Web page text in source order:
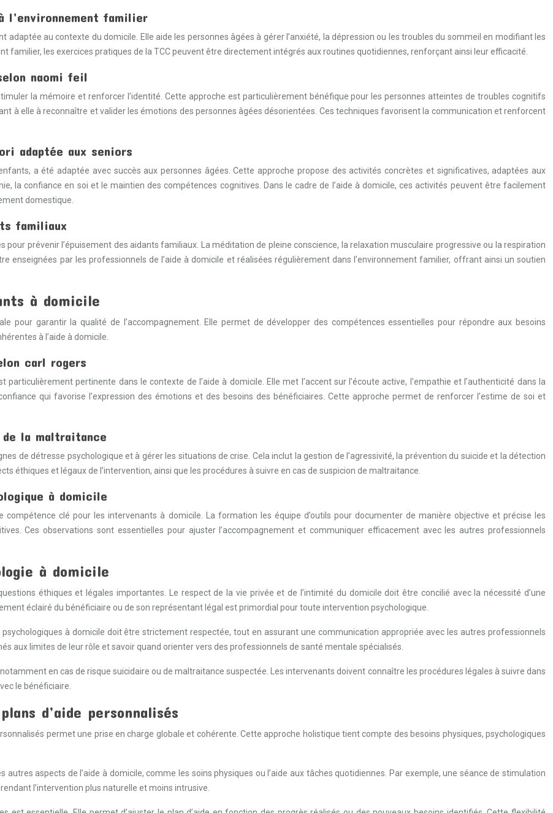
l’environnement familier
au contexte du domicile. Elle aide les personnes âgées à gérer l’anxiété, la dépression ou les troubles du sommeil en modifiant les
familier, les exercices pratiques de la TCC peuvent être directement intégrés aux routines quotidiennes, renforçant ainsi leur efficacité.
naomi feil
la mémoire et renforcer l’identité. Cette approche est particulièrement bénéfique pour les personnes atteintes de troubles cognitifs
à elle à reconnaître et valider les émotions des personnes âgées désorientées. Ces techniques favorisent la communication et renforcent
adaptée aux seniors
a été adaptée avec succès aux personnes âgées. Cette approche propose des activités concrètes et significatives, adaptées aux
la confiance en soi et le maintien des compétences cognitives. Dans le cadre de l’aide à domicile, ces activités peuvent être facilement
domestique.
familiaux
pour prévenir l’épuisement des aidants familiaux. La méditation de pleine conscience, la relaxation musculaire progressive ou la respiration
enseignées par les professionnels de l’aide à domicile et réalisées régulièrement dans l’environnement familier, offrant ainsi un soutien
à domicile
pour garantir la qualité de l’accompagnement. Elle permet de développer des compétences essentielles pour répondre aux besoins
à l’aide à domicile.
carl rogers
particulièrement pertinente dans le contexte de l’aide à domicile. Elle met l’accent sur l’écoute active, l’empathie et l’authenticité dans la
qui favorise l’expression des émotions et des besoins des bénéficiaires. Cette approche permet de renforcer l’estime de soi et
la maltraitance
de détresse psychologique et à gérer les situations de crise. Cela inclut la gestion de l’agressivité, la prévention du suicide et la détection
éthiques et légaux de l’intervention, ainsi que les procédures à suivre en cas de suspicion de maltraitance.
à domicile
compétence clé pour les intervenants à domicile. La formation les équipe d’outils pour documenter de manière objective et précise les
Ces observations sont essentielles pour ajuster l’accompagnement et communiquer efficacement avec les autres professionnels
à domicile
éthiques et légales importantes. Le respect de la vie privée et de l’intimité du domicile doit être concilié avec la nécessité d’une
éclairé du bénéficiaire ou de son représentant légal est primordial pour toute intervention psychologique.
à domicile doit être strictement respectée, tout en assurant une communication appropriée avec les autres professionnels
aux limites de leur rôle et savoir quand orienter vers des professionnels de santé mentale spécialisés.
en cas de risque suicidaire ou de maltraitance suspectée. Les intervenants doivent connaître les procédures légales à suivre dans
le bénéficiaire.
d’aide personnalisés
permet une prise en charge globale et cohérente. Cette approche holistique tient compte des besoins physiques, psychologiques
autres aspects de l’aide à domicile, comme les soins physiques ou l’aide aux tâches quotidiennes. Par exemple, une séance de stimulation
l’intervention plus naturelle et moins intrusive.